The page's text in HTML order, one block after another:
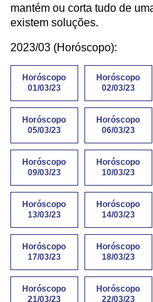
mantém ou corta tudo de
existem soluções.
2023/03 (Horóscopo):
Horóscopo
01/03/23
Horóscopo
02/03/23
Horóscopo
05/03/23
Horóscopo
06/03/23
Horóscopo
09/03/23
Horóscopo
10/03/23
Horóscopo
13/03/23
Horóscopo
14/03/23
Horóscopo
17/03/23
Horóscopo
18/03/23
Horóscopo
21/03/23
Horóscopo
22/03/23